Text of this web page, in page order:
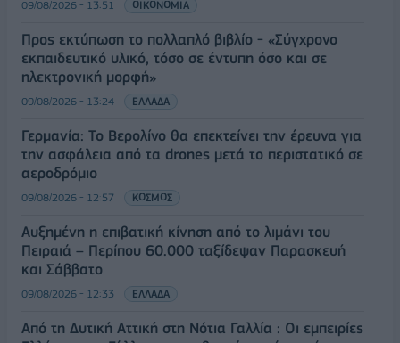
09/08/2026 - 13:51 ΟΙΚΟΝΟΜΙΑ
Προς εκτύπωση το πολλαπλό βιβλίο - «Σύγχρονο
εκπαιδευτικό υλικό, τόσο σε έντυπη όσο και σε
ηλεκτρονική μορφή»
09/08/2026 - 13:24 ΕΛΛΑΔΑ
Γερμανία: Το Βερολίνο θα επεκτείνει την έρευνα για
την ασφάλεια από τα drones μετά το περιστατικό σε
αεροδρόμιο
09/08/2026 - 12:57 ΚΟΣΜΟΣ
Αυξημένη η επιβατική κίνηση από το λιμάνι του
Πειραιά – Περίπου 60.000 ταξίδεψαν Παρασκευή
και Σάββατο
09/08/2026 - 12:33 ΕΛΛΑΔΑ
Από τη Δυτική Αττική στη Νότια Γαλλία : Οι εμπειρίες